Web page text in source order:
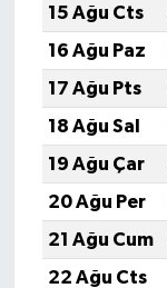
15 Ağu Cts
16 Ağu Paz
17 Ağu Pts
18 Ağu Sal
19 Ağu Çar
20 Ağu Per
21 Ağu Cum
22 Ağu Cts